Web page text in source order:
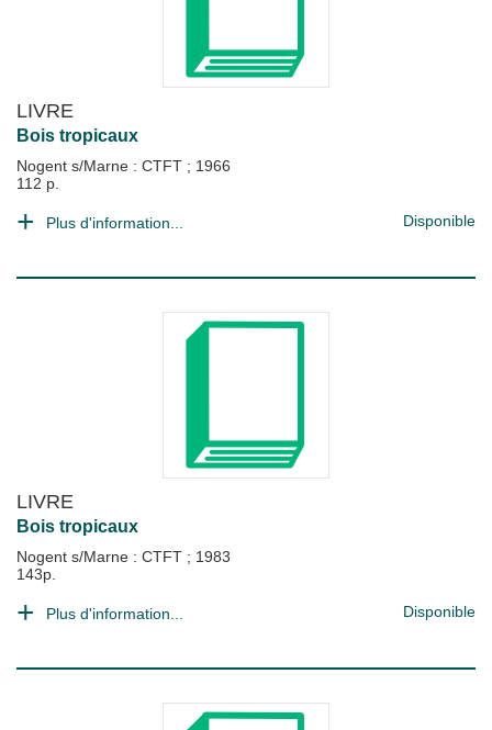
LIVRE
Bois tropicaux
Nogent s/Marne : CTFT ; 1966
112 p.
Plus d'information... Disponible
LIVRE
Bois tropicaux
Nogent s/Marne : CTFT ; 1983
143p.
Plus d'information... Disponible